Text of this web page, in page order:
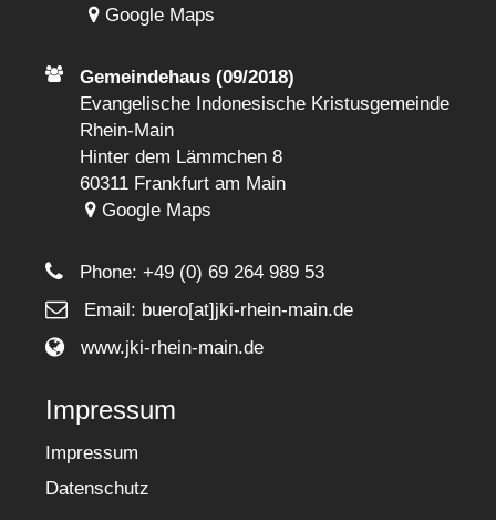
Google Maps
Gemeindehaus (09/2018)
Evangelische Indonesische Kristusgemeinde
Rhein-Main
Hinter dem Lämmchen 8
60311 Frankfurt am Main
Google Maps
Phone:+49 (0) 69 264 989 53
Email: buero[at]jki-rhein-main.de
www.jki-rhein-main.de
Impressum
Impressum
Datenschutz